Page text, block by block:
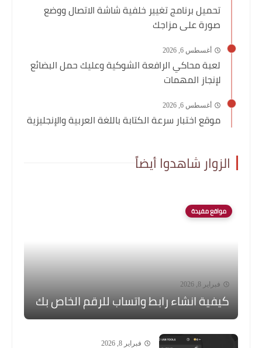
تحميل برنامج تغيير خلفية شاشة الاتصال ووضع
صورة على مزاجك
أغسطس 6, 2026
لعبة محاكي الرافعة الشوكية وعليك حمل البضائع
لإنجاز المهمات
أغسطس 6, 2026
موقع اختبار سرعة الكتابة باللغة العربية والإنجليزية
الزوار شاهدوا أيضاً
مواقع مفيدة
فبراير 8, 2026
كيفية انشاء رابط واتساب للرقم الخاص بك
فبراير 8, 2026